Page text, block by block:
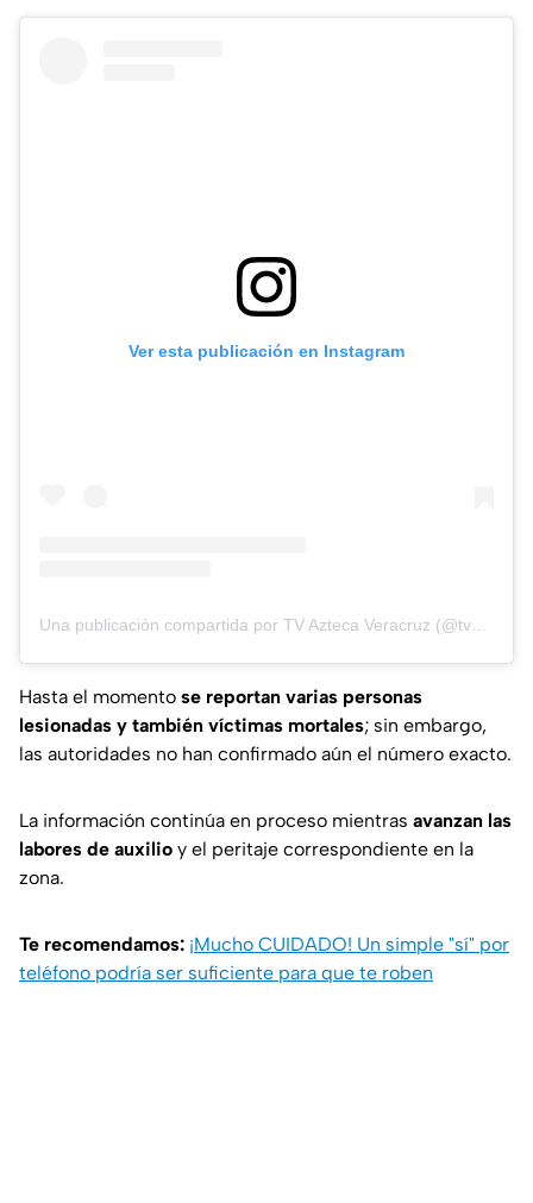
Ver esta publicación en Instagram
Una publicación compartida por TV Azteca Veracruz (@tvaztecaveracruz)
Hasta el momento se reportan varias personas
lesionadas y también víctimas mortales; sin embargo,
las autoridades no han confirmado aún el número exacto.
La información continúa en proceso mientras avanzan las
labores de auxilio y el peritaje correspondiente en la
zona.
Te recomendamos: ¡Mucho CUIDADO! Un simple "sí" por
teléfono podría ser suficiente para que te roben